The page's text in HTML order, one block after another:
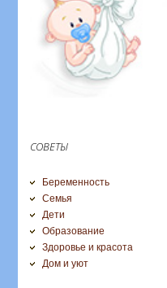
СОВЕТЫ
Беременность
Семья
Дети
Образование
Здоровье и красота
Дом и уют